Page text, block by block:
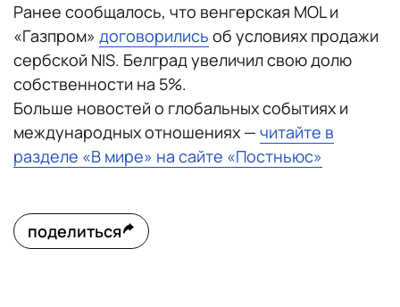
Ранее сообщалось, что венгерская MOL и
«Газпром» договорились об условиях продажи
сербской NIS. Белград увеличил свою долю
собственности на 5%.
Больше новостей о глобальных событиях и
международных отношениях — читайте в
разделе «В мире» на сайте «Постньюс»
поделиться